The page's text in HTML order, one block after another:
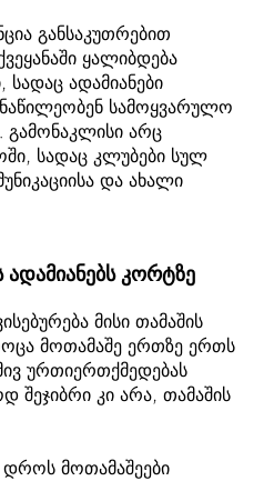
განსაკუთრებით
ყალიბდება
ადამიანები
სამოყვარულო
გამონაკლისი არც
სადაც კლუბები სულ
და ახალი
კორტზე
მისი თამაშის
მოთამაშე ერთზე ერთს
ურთიერთქმედებას
შეჯიბრი კი არა, თამაშის
დროს მოთამაშეები